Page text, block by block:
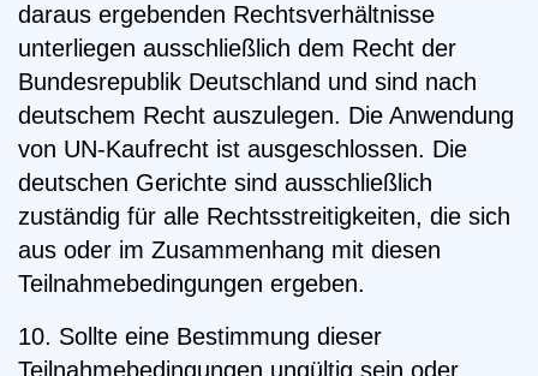
daraus ergebenden Rechtsverhältnisse
unterliegen ausschließlich dem Recht der
Bundesrepublik Deutschland und sind nach
deutschem Recht auszulegen. Die Anwendung
von UN-Kaufrecht ist ausgeschlossen. Die
deutschen Gerichte sind ausschließlich
zuständig für alle Rechtsstreitigkeiten, die sich
aus oder im Zusammenhang mit diesen
Teilnahmebedingungen ergeben.
10. Sollte eine Bestimmung dieser
Teilnahmebedingungen ungültig sein oder